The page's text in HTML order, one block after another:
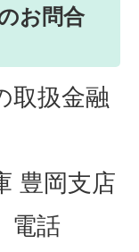
お問合
取扱金融
豊岡支店
電話